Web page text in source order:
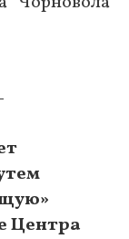
Центра